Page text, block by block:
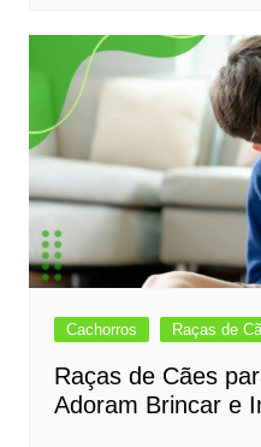
Cachorros Raças de
Raças de Cães
Adoram Brincar e